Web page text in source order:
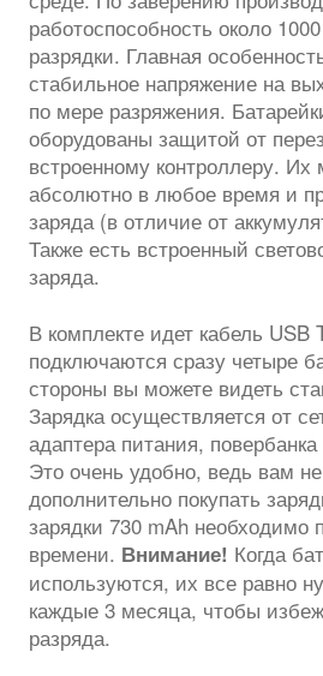
работоспособность около
разрядки. Главная
стабильное напряжение на
по мере разряжения.
оборудованы защитой от
встроенному контроллеру. Их
абсолютно в любое время и
заряда (в отличие от
Также есть встроенный
заряда.
В комплекте идет кабель USB
подключаются сразу четыре
стороны вы можете видеть
Зарядка осуществляется от
адаптера питания,
Это очень удобно, ведь вам
дополнительно покупать
зарядки 730 mAh необходимо
времени. Внимание! Когда
используются, их все равно
каждые 3 месяца, чтобы
разряда.